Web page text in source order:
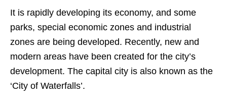
It is rapidly developing its economy, and some
parks, special economic zones and industrial
zones are being developed. Recently, new and
modern areas have been created for the city’s
development. The capital city is also known as the
‘City of Waterfalls’.